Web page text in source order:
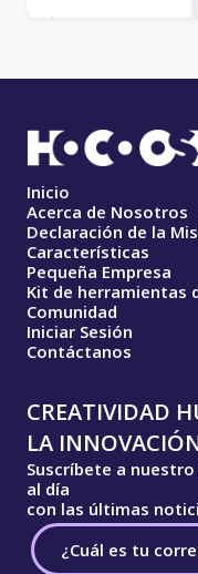
Inicio
Acerca de Nosotros
Declaración de la
Características
Pequeña Empresa
Kit de herramientas
Comunidad
Iniciar Sesión
Contáctanos
CREATIVIDAD
LA
Suscríbete a
al día
con las últimas